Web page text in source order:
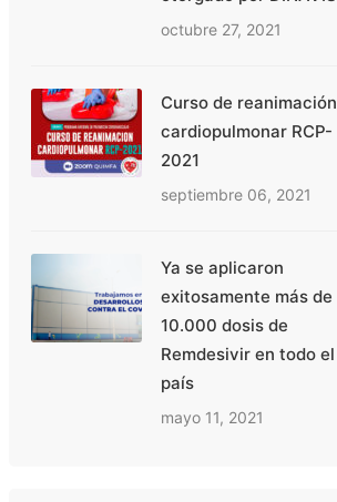
octubre 27, 2021
Curso de reanimación
cardiopulmonar RCP-
2021
septiembre 06, 2021
Ya se aplicaron
exitosamente más de
10.000 dosis de
Remdesivir en todo el
país
mayo 11, 2021